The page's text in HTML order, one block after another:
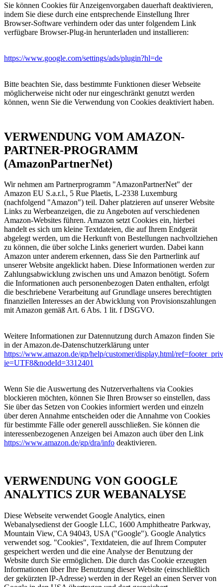
Sie können Cookies für Anzeigenvorgaben dauerhaft deaktivieren,
indem Sie diese durch eine entsprechende Einstellung Ihrer
Browser-Software verhindern oder das unter folgendem Link
verfügbare Browser-Plug-in herunterladen und installieren:
https://www.google.com/settings/ads/plugin?hl=de
Bitte beachten Sie, dass bestimmte Funktionen dieser Webseite
möglicherweise nicht oder nur eingeschränkt genutzt werden
können, wenn Sie die Verwendung von Cookies deaktiviert haben.
VERWENDUNG VOM AMAZON-
PARTNER-PROGRAMM
(AmazonPartnerNet)
Wir nehmen am Partnerprogramm "AmazonPartnerNet" der
Amazon EU S.a.r.l., 5 Rue Plaetis, L-2338 Luxemburg
(nachfolgend "Amazon") teil. Daher platzieren auf unserer Website
Links zu Werbeanzeigen, die zu Angeboten auf verschiedenen
Amazon-Websites führen. Amazon setzt Cookies ein, hierbei
handelt es sich um kleine Textdateien, die auf Ihrem Endgerät
abgelegt werden, um die Herkunft von Bestellungen nachvollziehen
zu können, die über solche Links generiert wurden. Dabei kann
Amazon unter anderem erkennen, dass Sie den Partnerlink auf
unserer Website angeklickt haben. Diese Informationen werden zur
Zahlungsabwicklung zwischen uns und Amazon benötigt. Sofern
die Informationen auch personenbezogen Daten enthalten, erfolgt
die beschriebene Verarbeitung auf Grundlage unseres berechtigten
finanziellen Interesses an der Abwicklung von Provisionszahlungen
mit Amazon gemäß Art. 6 Abs. 1 lit. f DSGVO.
Weitere Informationen zur Datennutzung durch Amazon finden Sie
in der Amazon.de-Datenschutzerklärung unter
https://www.amazon.de/gp/help/customer/display.html/
ie=UTF8&nodeId=3312401
Wenn Sie die Auswertung des Nutzerverhaltens via Cookies
blockieren möchten, können Sie Ihren Browser so einstellen, dass
Sie über das Setzen von Cookies informiert werden und einzeln
über deren Annahme entscheiden oder die Annahme von Cookies
für bestimmte Fälle oder generell ausschließen. Sie können die
interessenbezogenen Anzeigen bei Amazon auch über den Link
https://www.amazon.de/gp/dra/info deaktivieren.
VERWENDUNG VON GOOGLE
ANALYTICS ZUR WEBANALYSE
Diese Webseite verwendet Google Analytics, einen
Webanalysedienst der Google LLC, 1600 Amphitheatre Parkway,
Mountain View, CA 94043, USA ("Google"). Google Analytics
verwendet sog. "Cookies", Textdateien, die auf Ihrem Computer
gespeichert werden und die eine Analyse der Benutzung der
Website durch Sie ermöglichen. Die durch das Cookie erzeugten
Informationen über Ihre Benutzung dieser Website (einschließlich
der gekürzten IP-Adresse) werden in der Regel an einen Server von